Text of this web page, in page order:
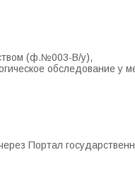
(ф.№003-В/у),
обследование у
Портал